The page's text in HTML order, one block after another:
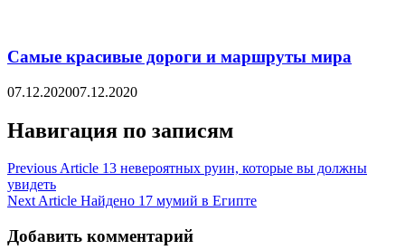
Самые красивые дороги и маршруты мира
07.12.202007.12.2020
Навигация по записям
Previous Article 13 невероятных руин, которые вы должны
увидеть
Next Article Найдено 17 мумий в Египте
Добавить комментарий